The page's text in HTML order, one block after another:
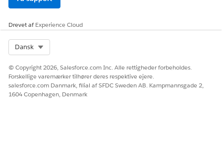
Giv os besked, så vi kan forbedre os!
Drevet afExperience Cloud
Dansk
© Copyright 2026, Salesforce.com Inc. Alle rettigheder forbeholdes.
Forskellige varemærker tilhører deres respektive ejere.
salesforce.com Danmark, filial af SFDC Sweden AB. Kampmannsgade 2,
1604 Copenhagen, Denmark